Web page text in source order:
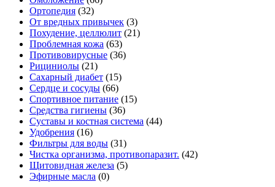
Ортопедия (32)
От вредных привычек (3)
Похудение, целлюлит (21)
Проблемная кожа (63)
Противовирусные (36)
Рициниолы (21)
Сахарный диабет (15)
Сердце и сосуды (66)
Спортивное питание (15)
Средства гигиены (36)
Суставы и костная система (44)
Удобрения (16)
Фильтры для воды (31)
Чистка организма, противопаразит. (42)
Щитовидная железа (5)
Эфирные масла (0)